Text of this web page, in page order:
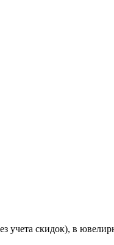
учета скидок), в